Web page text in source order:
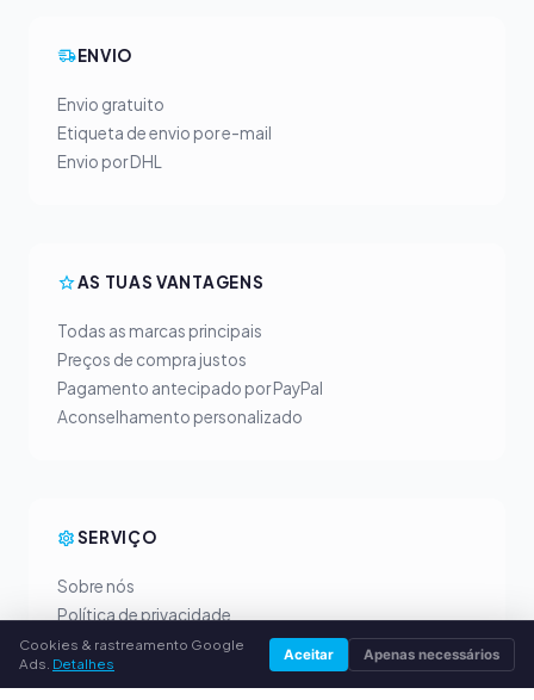
ENVIO
Envio gratuito
Etiqueta de envio por e-mail
Envio por DHL
AS TUAS VANTAGENS
Todas as marcas principais
Preços de compra justos
Pagamento antecipado por PayPal
Aconselhamento personalizado
SERVIÇO
Sobre nós
Política de privacidade
Dados da empresa
Perguntas frequentes (FAQ)
Cookies & rastreamento Google
Ads. Detalhes Aceitar Apenas necessários